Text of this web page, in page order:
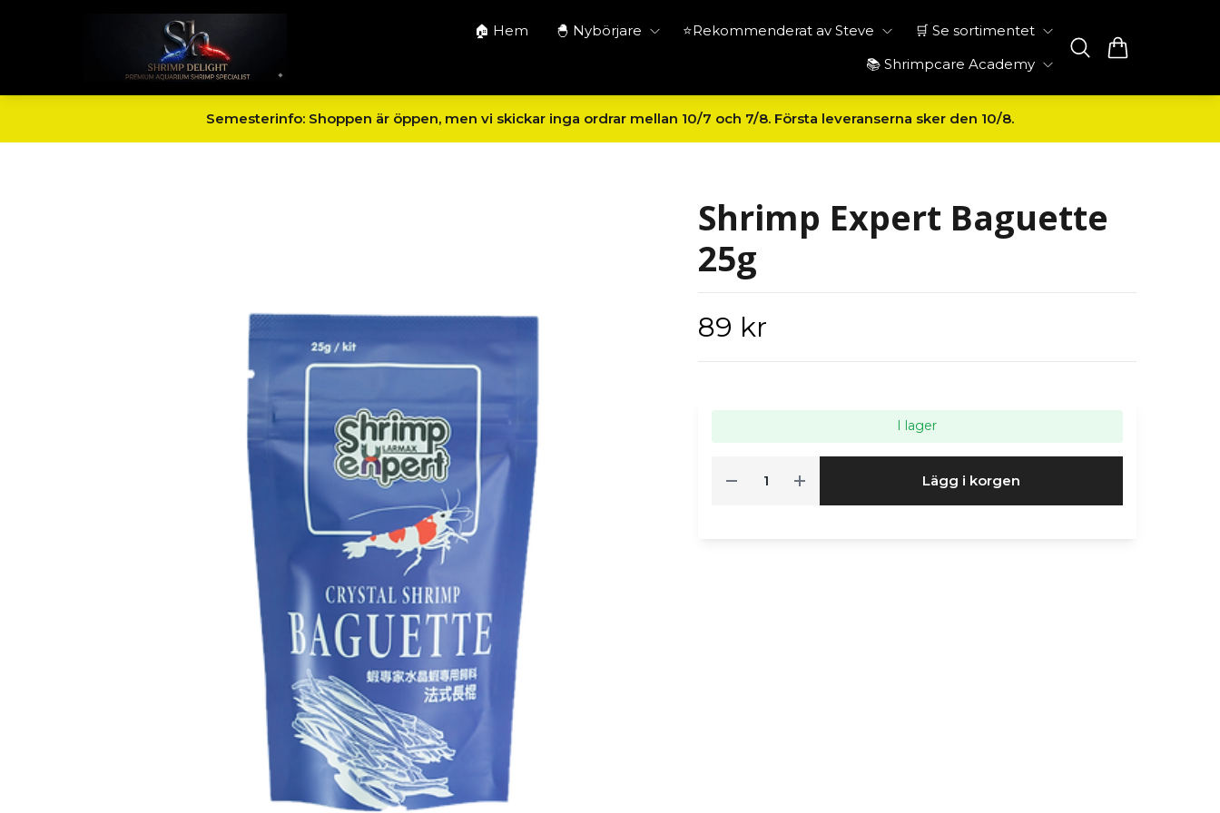
🏠 Hem 🐣 Nybörjare ⭐Rekommenderat av Steve
🛒 Se sortimentet
📚 Shrimpcare Academy
Semesterinfo: Shoppen är öppen, men vi skickar inga ordrar mellan 10/7 och 7/8. Första leveranserna sker den 10/8.
Shrimp Expert Baguette
25g
89 kr
I lager
Lägg i korgen